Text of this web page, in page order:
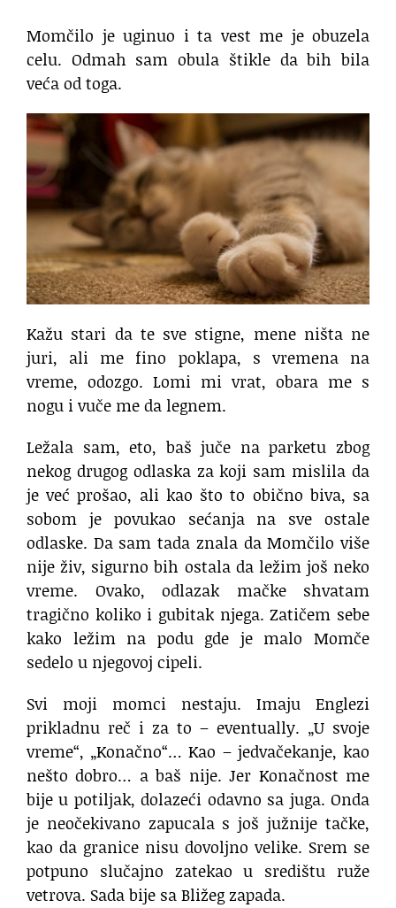
Momčilo je uginuo i ta vest me je obuzela
celu. Odmah sam obula štikle da bih bila
veća od toga.
Kažu stari da te sve stigne, mene ništa ne
juri, ali me fino poklapa, s vremena na
vreme, odozgo. Lomi mi vrat, obara me s
nogu i vuče me da legnem.
Ležala sam, eto, baš juče na parketu zbog
nekog drugog odlaska za koji sam mislila da
je već prošao, ali kao što to obično biva, sa
sobom je povukao sećanja na sve ostale
odlaske. Da sam tada znala da Momčilo više
nije živ, sigurno bih ostala da ležim još neko
vreme. Ovako, odlazak mačke shvatam
tragično koliko i gubitak njega. Zatičem sebe
kako ležim na podu gde je malo Momče
sedelo u njegovoj cipeli.
Svi moji momci nestaju. Imaju Englezi
prikladnu reč i za to – eventually. „U svoje
vreme“, „Konačno“… Kao – jedvačekanje, kao
nešto dobro… a baš nije. Jer Konačnost me
bije u potiljak, dolazeći odavno sa juga. Onda
je neočekivano zapucala s još južnije tačke,
kao da granice nisu dovoljno velike. Srem se
potpuno slučajno zatekao u središtu ruže
vetrova. Sada bije sa Bližeg zapada.